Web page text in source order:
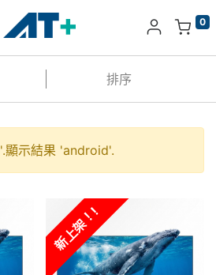
0
排序
'.顯示結果 'android'.
新上架！!